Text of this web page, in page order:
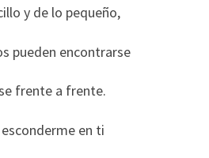
y de lo pequeño,
pueden encontrarse
frente a frente.
en ti